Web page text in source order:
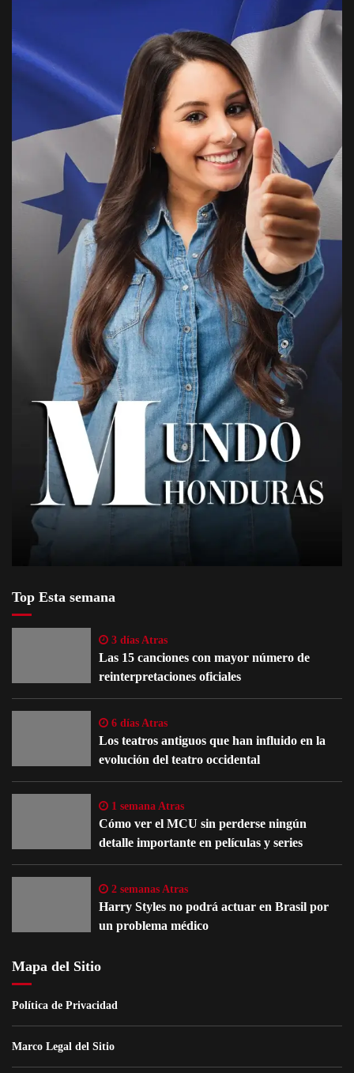
Top Esta semana
3 días Atras
Las 15 canciones con mayor número de
reinterpretaciones oficiales
6 días Atras
Los teatros antiguos que han influido en la
evolución del teatro occidental
1 semana Atras
Cómo ver el MCU sin perderse ningún
detalle importante en películas y series
2 semanas Atras
Harry Styles no podrá actuar en Brasil por
un problema médico
Mapa del Sitio
Política de Privacidad
Marco Legal del Sitio